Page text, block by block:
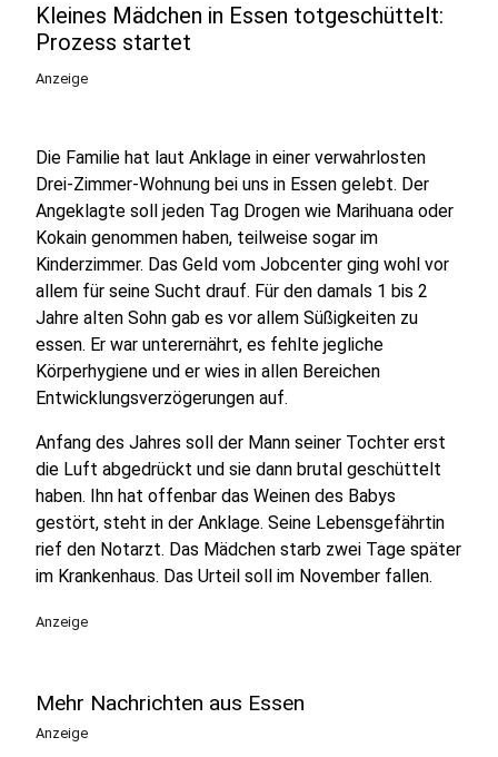
Kleines Mädchen in Essen totgeschüttelt:
Prozess startet
Anzeige
Die Familie hat laut Anklage in einer verwahrlosten
Drei-Zimmer-Wohnung bei uns in Essen gelebt. Der
Angeklagte soll jeden Tag Drogen wie Marihuana oder
Kokain genommen haben, teilweise sogar im
Kinderzimmer. Das Geld vom Jobcenter ging wohl vor
allem für seine Sucht drauf. Für den damals 1 bis 2
Jahre alten Sohn gab es vor allem Süßigkeiten zu
essen. Er war unterernährt, es fehlte jegliche
Körperhygiene und er wies in allen Bereichen
Entwicklungsverzögerungen auf.
Anfang des Jahres soll der Mann seiner Tochter erst
die Luft abgedrückt und sie dann brutal geschüttelt
haben. Ihn hat offenbar das Weinen des Babys
gestört, steht in der Anklage. Seine Lebensgefährtin
rief den Notarzt. Das Mädchen starb zwei Tage später
im Krankenhaus. Das Urteil soll im November fallen.
Anzeige
Mehr Nachrichten aus Essen
Anzeige